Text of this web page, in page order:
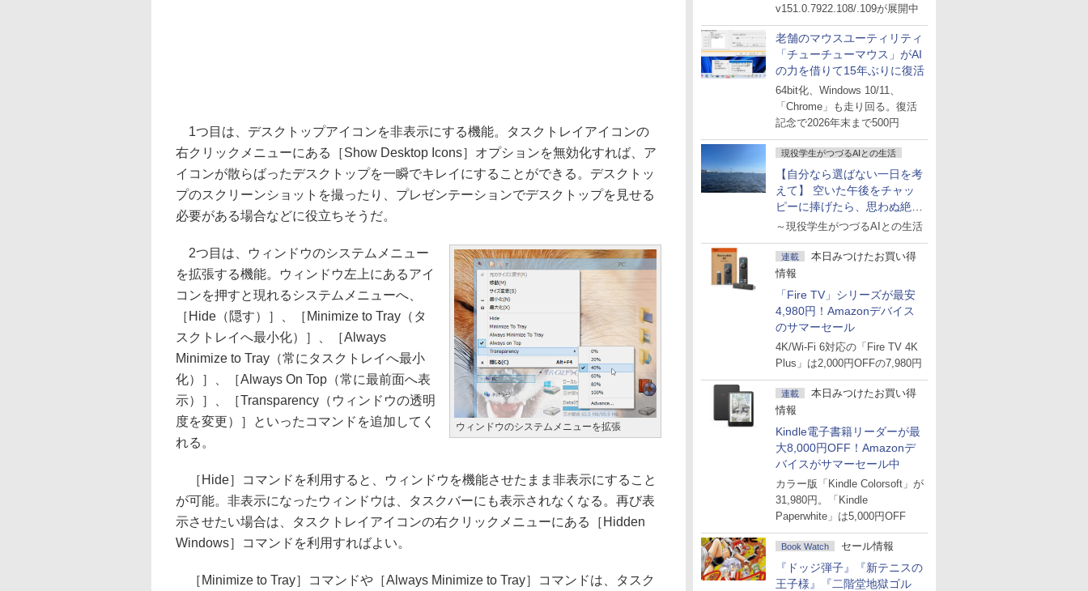
v151.0.7922.108/.109が展開中
老舗のマウスユーティリティ
「チューチューマウス」がAI
の力を借りて15年ぶりに復活
64bit化、Windows 10/11、
「Chrome」も走り回る。復活
記念で2026年末まで500円
現役学生がつづるAIとの生活
【自分なら選ばない一日を考
えて】 空いた午後をチャッ
ピーに捧げたら、思わぬ絶景
に出会った話
～現役学生がつづるAIとの生活
連載
本日みつけたお買い得
情報
「Fire TV」シリーズが最安
4,980円！Amazonデバイス
のサマーセール
4K/Wi-Fi 6対応の「Fire TV 4K
Plus」は2,000円OFFの7,980円
連載
本日みつけたお買い得
情報
Kindle電子書籍リーダーが最
大8,000円OFF！Amazonデ
バイスがサマーセール中
カラー版「Kindle Colorsoft」が
31,980円。「Kindle
Paperwhite」は5,000円OFF
Book Watch セール情報
『ドッジ弾子』『新テニスの
王子様』『二階堂地獄ゴル
1つ目は、デスクトップアイコンを非表示にする機能。タスクトレイアイコンの
右クリックメニューにある［Show Desktop Icons］オプションを無効化すれば、ア
イコンが散らばったデスクトップを一瞬でキレイにすることができる。デスクトッ
プのスクリーンショットを撮ったり、プレゼンテーションでデスクトップを見せる
必要がある場合などに役立ちそうだ。
ウィンドウのシステムメニューを拡張
2つ目は、ウィンドウのシステムメニュー
を拡張する機能。ウィンドウ左上にあるアイ
コンを押すと現れるシステムメニューへ、
［Hide（隠す）］、［Minimize to Tray（タ
スクトレイへ最小化）］、［Always
Minimize to Tray（常にタスクトレイへ最小
化）］、［Always On Top（常に最前面へ表
示）］、［Transparency（ウィンドウの透明
度を変更）］といったコマンドを追加してく
れる。
［Hide］コマンドを利用すると、ウィンドウを機能させたまま非表示にすること
が可能。非表示になったウィンドウは、タスクバーにも表示されなくなる。再び表
示させたい場合は、タスクトレイアイコンの右クリックメニューにある［Hidden
Windows］コマンドを利用すればよい。
［Minimize to Tray］コマンドや［Always Minimize to Tray］コマンドは、タスク